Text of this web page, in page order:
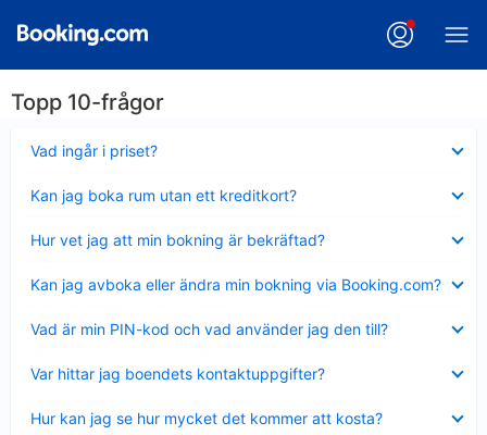
Topp 10-frågor
Vad ingår i priset?
mindre
Kan jag boka rum utan ett kreditkort?
mindre
Hur vet jag att min bokning är bekräftad?
mindre
Kan jag avboka eller ändra min bokning via Booking.com?
mindre
Vad är min PIN-kod och vad använder jag den till?
mindre
Var hittar jag boendets kontaktuppgifter?
mindre
Hur kan jag se hur mycket det kommer att kosta?
mindre